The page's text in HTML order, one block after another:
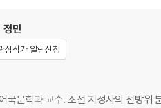
힘
난에 대적함
정민
심작가 알림신청
문학과 교수. 조선 지성사의 전방위 분